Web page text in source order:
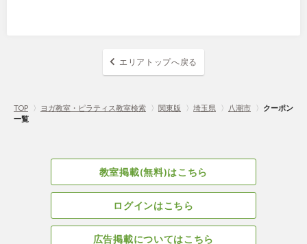
エリアトップへ戻る
TOP 〉 ヨガ教室・ピラティス教室検索 〉 関東版 〉 埼玉県 〉 八潮市 〉 クーポン
一覧
教室掲載(無料)はこちら
ログインはこちら
広告掲載についてはこちら